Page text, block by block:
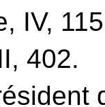
IV,
402.